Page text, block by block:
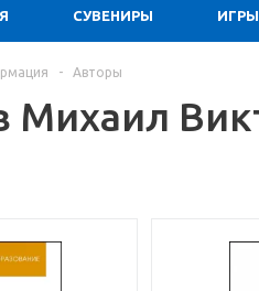
СУВЕНИРЫ ИГРЫ
- Авторы
Михаил